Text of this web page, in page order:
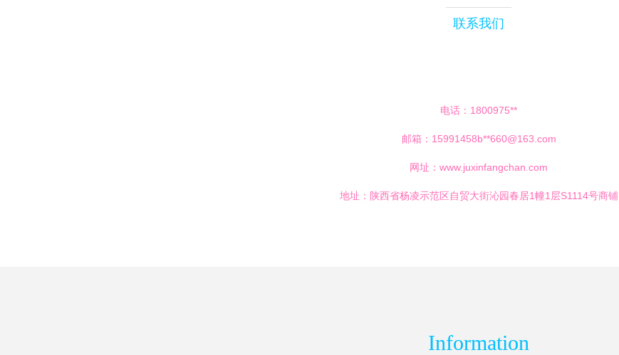
联系我们
电话：1800975**
邮箱：15991458b**660@163.com
网址： www.juxinfangchan.com
地址：陕西省杨凌示范区自贸大街沁园春居1幢1层S1114号商铺
Information